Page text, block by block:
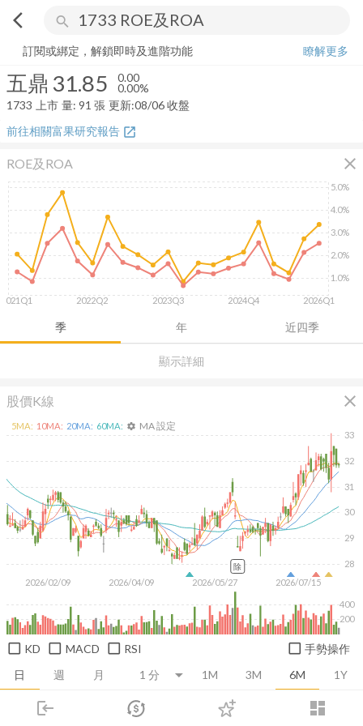
arrow_back_ios search
login dashboard
市場 登入
五鼎 31.850.00%
訂閱或綁定，解鎖即時及進階功能
瞭解更多
五鼎 31.85 0.00
0.00%
1733
上市 量: 91 張 更新:08/06 收盤
前往相關富果研究報告 open_in_new
ROE及ROA close
顯示詳細
季 年 近四季
2021Q1 2022Q2 2023Q3 2024Q4 2026Q1
1.0%
2.0%
3.0%
4.0%
5.0%
股價K線 close
日 週 月 1M 3M 6M 1Y
2026/02/09 2026/04/09 2026/05/27 2026/07/15
28
29
30
31
32
33
200
400
5MA: 10MA: 20MA: 60MA: settings MA 設定
除
KD MACD RSI 手勢操作
推薦卡片 消息面 財務報